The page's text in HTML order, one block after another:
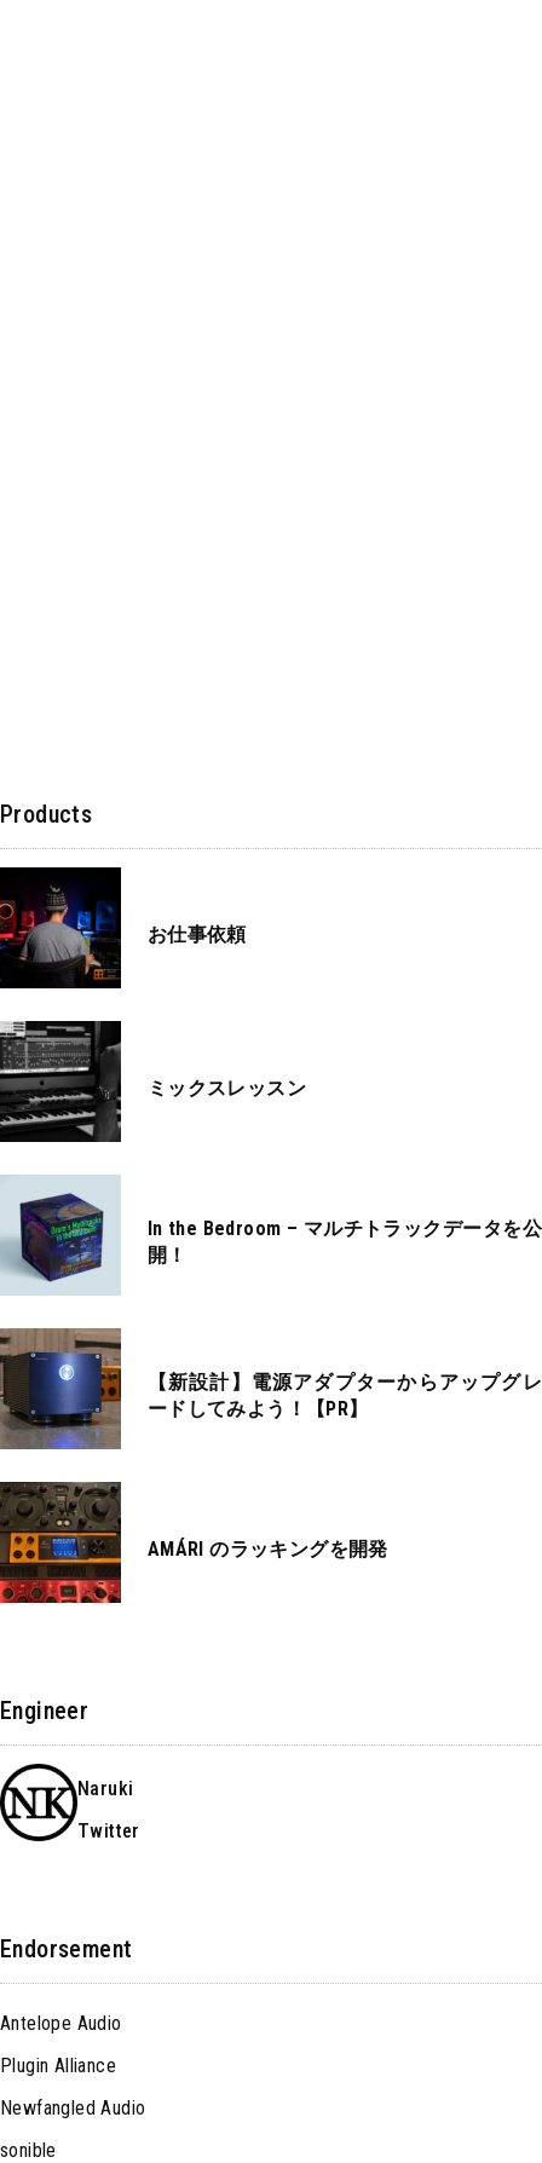
Products
お仕事依頼
ミックスレッスン
In the Bedroom – マルチトラックデータを公
開！
【新設計】電源アダプターからアップグレ
ードしてみよう！【PR】
AMÁRI のラッキングを開発
Engineer
Naruki
Twitter
Endorsement
Antelope Audio
Plugin Alliance
Newfangled Audio
sonible